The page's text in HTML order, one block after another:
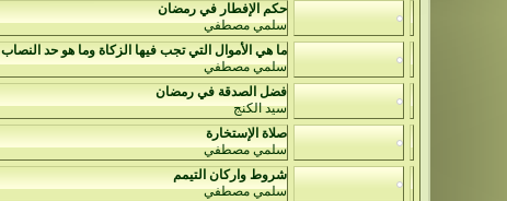
حكم الإفطار في رمضان
سلمي مصطفي
ما هي الأموال التي تجب فيها الزكاة وما هو حد النصاب
سلمي مصطفي
فضل الصدقة في رمضان
سيد الكنج
صلاة الإستخارة
سلمي مصطفي
شروط واركان التيمم
سلمي مصطفي